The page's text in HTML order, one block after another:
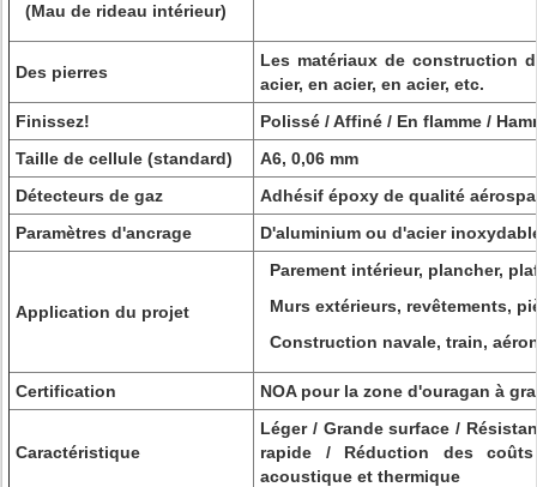
(Mau de rideau intérieur)
Des pierres
Les matériaux de construction
acier, en acier, en acier, etc.
Finissez!
Polissé / Affiné / En flamme /
Taille de cellule (standard)
A6, 0,06 mm
Détecteurs de gaz
Adhésif époxy de qualité
Paramètres d'ancrage
D'aluminium ou d'acier
Application du projet
Parement intérieur, plancher,
Murs extérieurs, revêtements,
Construction navale, train,
Certification NOA pour la zone d'ouragan à
Caractéristique
Léger / Grande surface /
rapide / Réduction des
acoustique et thermique